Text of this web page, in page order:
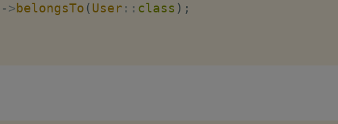
->belongsTo (User :: class ) ;